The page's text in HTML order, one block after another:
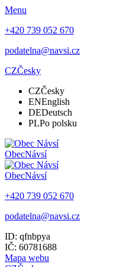
Menu
+420 739 052 670
podatelna@navsi.cz
CZČesky
CZČesky
ENEnglish
DEDeutsch
PLPo polsku
ObecNávsí
ObecNávsí
+420 739 052 670
podatelna@navsi.cz
ID: qfnbpya
IČ: 60781688
Mapa webu